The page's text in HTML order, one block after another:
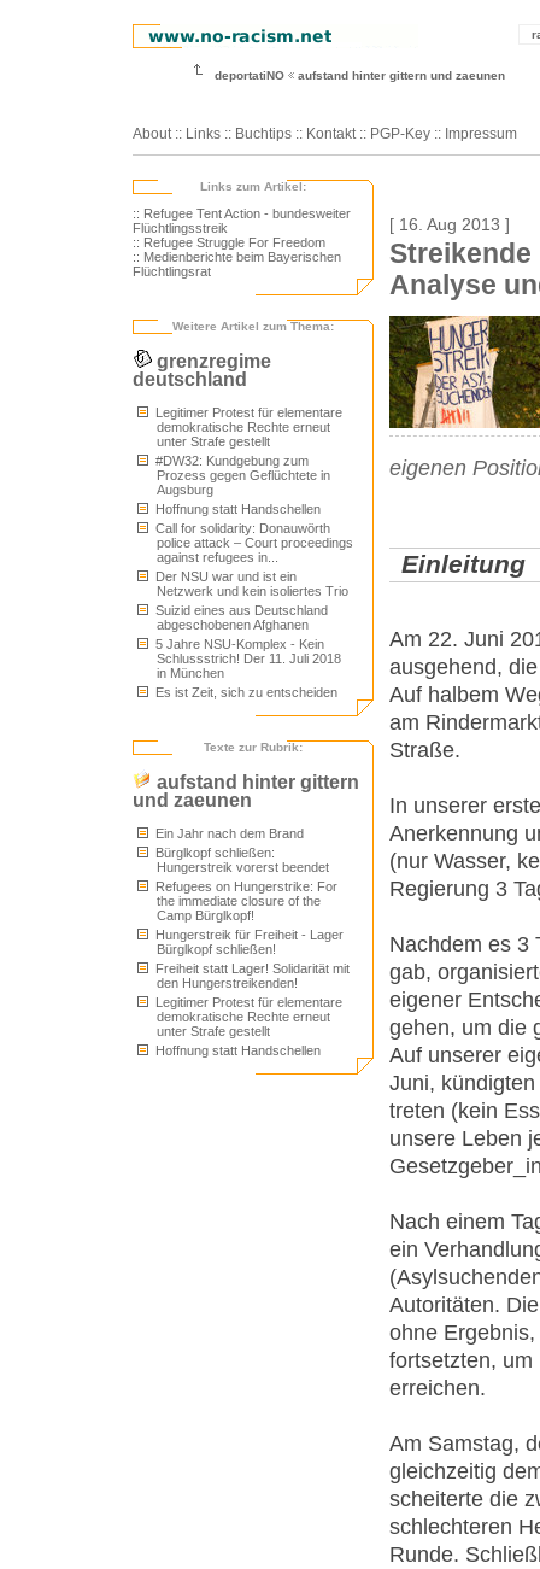
deportatiNO aufstand hinter gittern und zaeunen
About :: Links :: Buchtips :: Kontakt :: PGP-Key :: Impressum
Links zum Artikel:
:: Refugee Tent Action - bundesweiter
Flüchtlingsstreik
:: Refugee Struggle For Freedom
:: Medienberichte beim Bayerischen
Flüchtlingsrat
Weitere Artikel zum Thema:
grenzregime
deutschland
Legitimer Protest für elementare
demokratische Rechte erneut
unter Strafe gestellt
#DW32: Kundgebung zum
Prozess gegen Geflüchtete in
Augsburg
Hoffnung statt Handschellen
Call for solidarity: Donauwörth
police attack – Court proceedings
against refugees in...
Der NSU war und ist ein
Netzwerk und kein isoliertes Trio
Suizid eines aus Deutschland
abgeschobenen Afghanen
5 Jahre NSU-Komplex - Kein
Schlussstrich! Der 11. Juli 2018
in München
Es ist Zeit, sich zu entscheiden
Texte zur Rubrik:
aufstand hinter gittern
und zaeunen
Ein Jahr nach dem Brand
Bürglkopf schließen:
Hungerstreik vorerst beendet
Refugees on Hungerstrike: For
the immediate closure of the
Camp Bürglkopf!
Hungerstreik für Freiheit - Lager
Bürglkopf schließen!
Freiheit statt Lager! Solidarität mit
den Hungerstreikenden!
Legitimer Protest für elementare
demokratische Rechte erneut
unter Strafe gestellt
Hoffnung statt Handschellen
[ 16. Aug 2013 ]
Analyse
eigenen
Einleitung
Am 22. Juni
ausgehend,
Auf halbem
am
Straße.
In unserer
Anerkennung
(nur Wasser,
Regierung 3
Nachdem es 3
gab,
eigener
gehen, um die
Auf unserer
Juni,
treten (kein
unsere Leben
Nach einem
ein
Autoritäten.
ohne
fortsetzten, um
erreichen.
Am Samstag,
gleichzeitig
scheiterte die
schlechteren
Runde.